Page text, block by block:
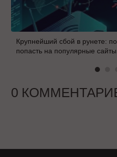
Крупнейший сбой в рунете:
попасть на популярные сайты
0